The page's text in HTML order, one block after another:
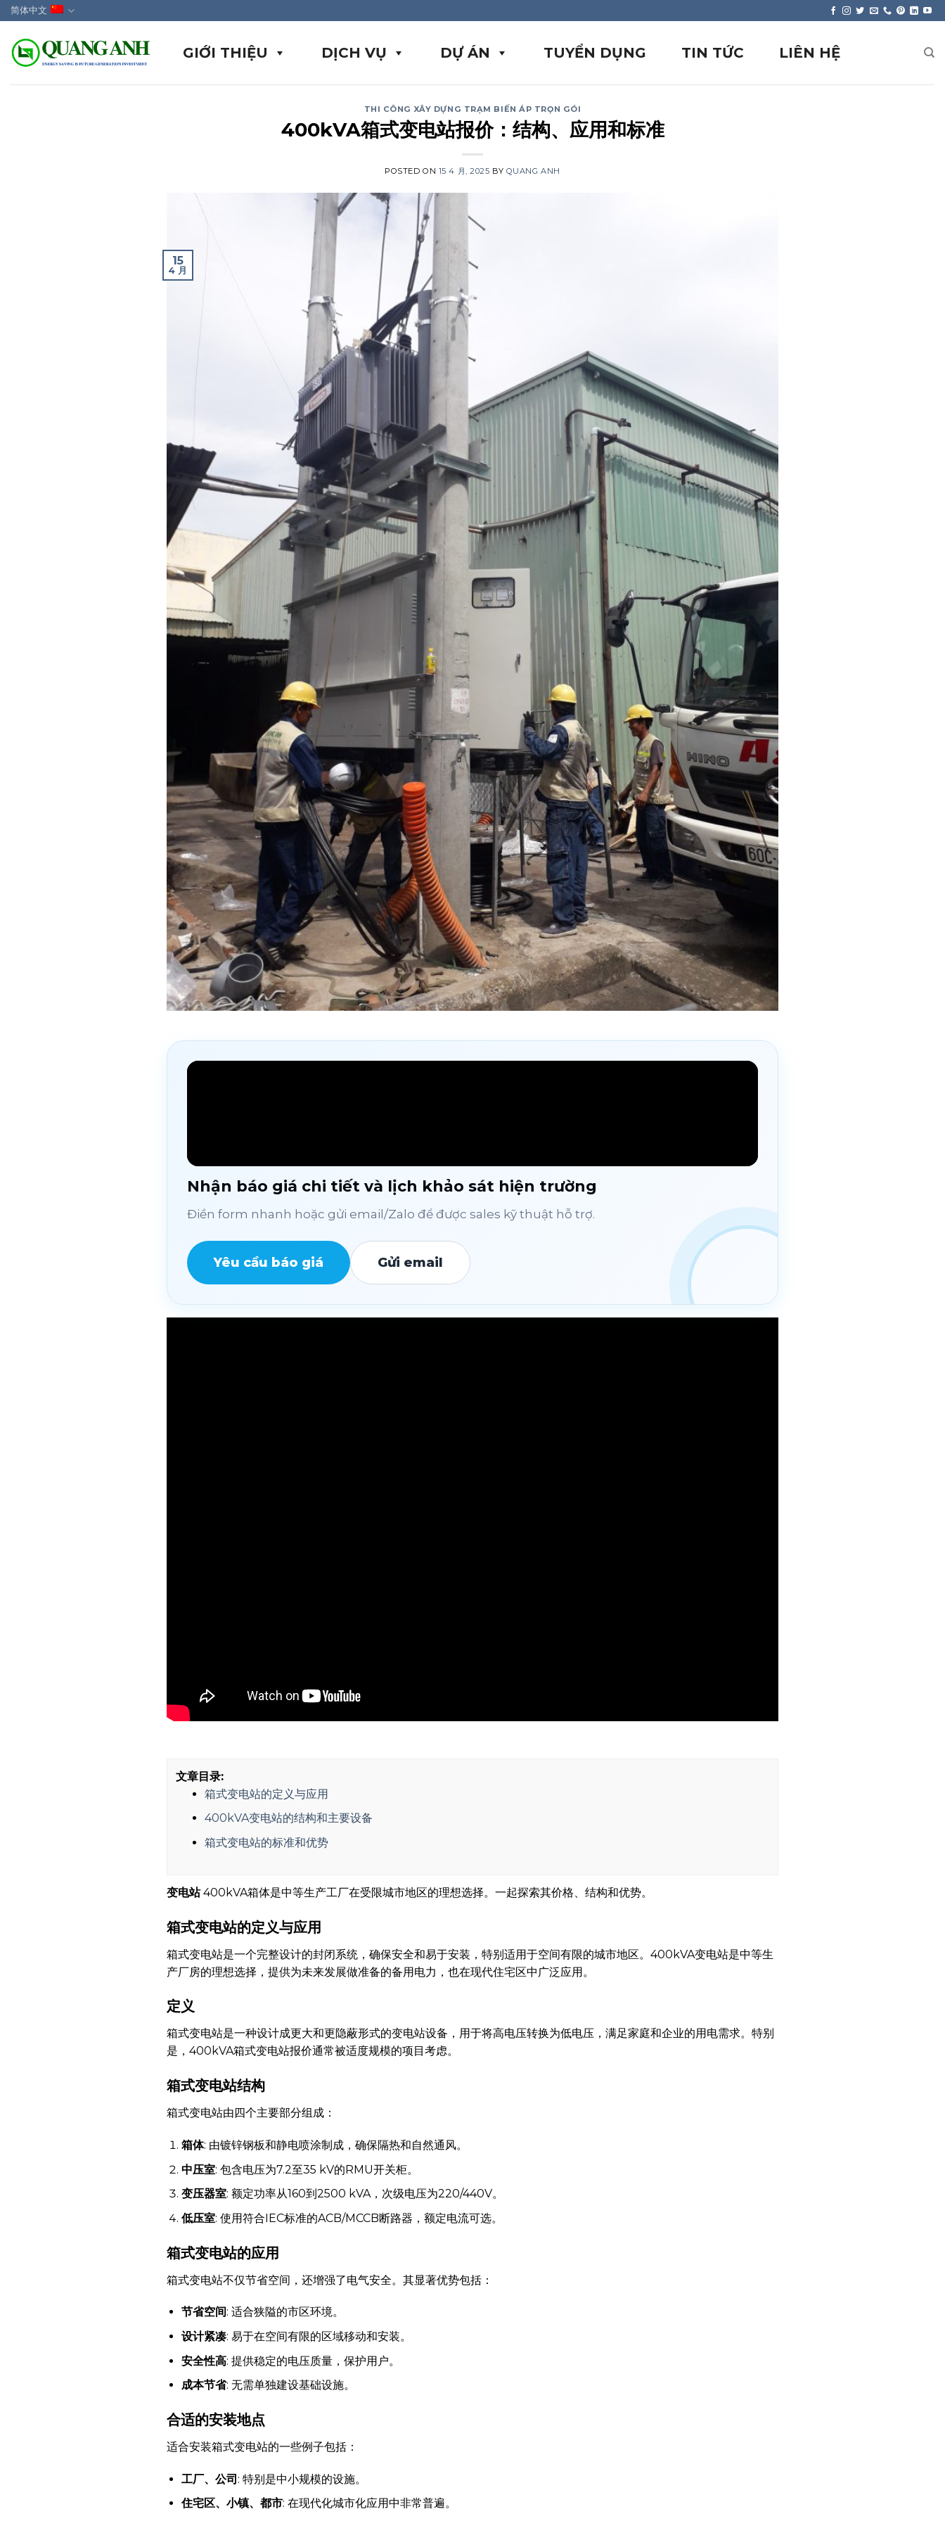
Skip
to
content
简体中文
GIỚI THIỆU DỊCH VỤ DỰ ÁN TUYỂN DỤNG TIN TỨC LIÊN HỆ
THI CÔNG XÂY DỰNG TRẠM BIẾN ÁP TRỌN GÓI
400kVA箱式变电站报价：结构、应用和标准
POSTED ON 15 4 月, 2025 BY QUANG ANH
15
4 月
Nhận báo giá chi tiết và lịch khảo sát hiện trường
Điền form nhanh hoặc gửi email/Zalo để được sales kỹ thuật hỗ trợ.
Yêu cầu báo giá Gửi email
文章目录:
箱式变电站的定义与应用
400kVA变电站的结构和主要设备
箱式变电站的标准和优势
变电站400kVA箱体是中等生产工厂在受限城市地区的理想选择。一起探索其价格、结构和优势。
箱式变电站的定义与应用
箱式变电站是一个完整设计的封闭系统，确保安全和易于安装，特别适用于空间有限的城市地区。400kVA变电站是中等生
产厂房的理想选择，提供为未来发展做准备的备用电力，也在现代住宅区中广泛应用。
定义
箱式变电站是一种设计成更大和更隐蔽形式的变电站设备，用于将高电压转换为低电压，满足家庭和企业的用电需求。特别
是，400kVA箱式变电站报价通常被适度规模的项目考虑。
箱式变电站结构
箱式变电站由四个主要部分组成：
箱体: 由镀锌钢板和静电喷涂制成，确保隔热和自然通风。
中压室: 包含电压为7.2至35 kV的RMU开关柜。
变压器室: 额定功率从160到2500 kVA，次级电压为220/440V。
低压室: 使用符合IEC标准的ACB/MCCB断路器，额定电流可选。
箱式变电站的应用
箱式变电站不仅节省空间，还增强了电气安全。其显著优势包括：
节省空间: 适合狭隘的市区环境。
设计紧凑: 易于在空间有限的区域移动和安装。
安全性高: 提供稳定的电压质量，保护用户。
成本节省: 无需单独建设基础设施。
合适的安装地点
适合安装箱式变电站的一些例子包括：
工厂、公司 : 特别是中小规模的设施。
住宅区、小镇、都市: 在现代化城市化应用中非常普遍。